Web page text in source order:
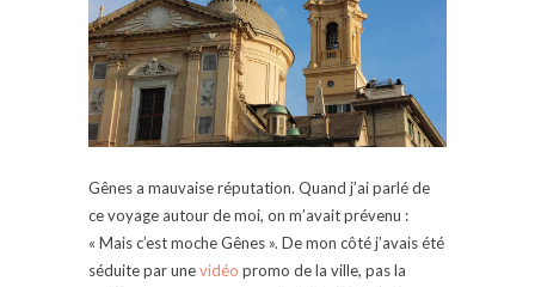
Gênes a mauvaise réputation. Quand j’ai parlé de
ce voyage autour de moi, on m’avait prévenu :
« Mais c’est moche Gênes ». De mon côté j’avais été
séduite par unevidéo promo de la ville, pas la